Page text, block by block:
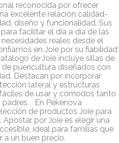
reconocida por ofrecer
excelente relación calidad-
diseño y funcionalidad. Sus
facilitar el día a día de las
reales desde el
en Joie por su fiabilidad
de Joie incluye sillas de
puericultura diseñados con
Destacan por incorporar
lateral y estructuras
de usar y cómodos tanto
En Pekenova
de productos Joie para
por Joie es elegir una
ideal para familias que
a un buen precio.